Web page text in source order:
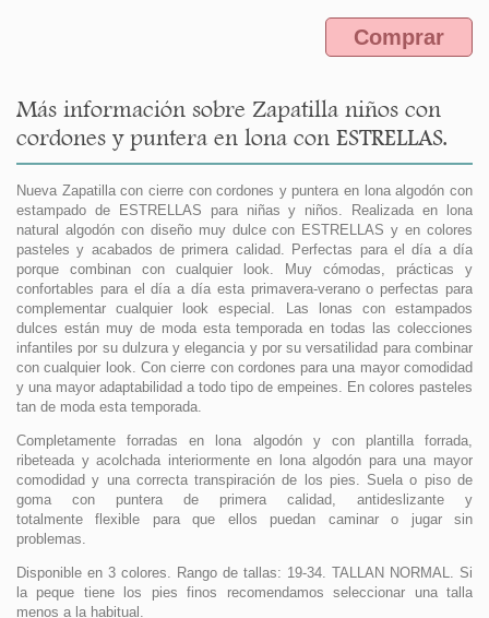
Comprar
Más información sobre Zapatilla niños con
cordones y puntera en lona con ESTRELLAS.
Nueva Zapatilla con cierre con cordones y puntera en lona algodón con
estampado de ESTRELLAS para niñas y niños. Realizada en lona
natural algodón con diseño muy dulce con ESTRELLAS y en colores
pasteles y acabados de primera calidad. Perfectas para el día a día
porque combinan con cualquier look. Muy cómodas, prácticas y
confortables para el día a día esta primavera-verano o perfectas para
complementar cualquier look especial. Las lonas con estampados
dulces están muy de moda esta temporada en todas las colecciones
infantiles por su dulzura y elegancia y por su versatilidad para combinar
con cualquier look. Con cierre con cordones para una mayor comodidad
y una mayor adaptabilidad a todo tipo de empeines. En colores pasteles
tan de moda esta temporada.
Completamente forradas en lona algodón y con plantilla forrada,
ribeteada y acolchada interiormente en lona algodón para una mayor
comodidad y una correcta transpiración de los pies. Suela o piso de
goma con puntera de primera calidad, antideslizante y
totalmente flexible para que ellos puedan caminar o jugar sin
problemas.
Disponible en 3 colores. Rango de tallas: 19-34. TALLAN NORMAL. Si
la peque tiene los pies finos recomendamos seleccionar una talla
menos a la habitual.